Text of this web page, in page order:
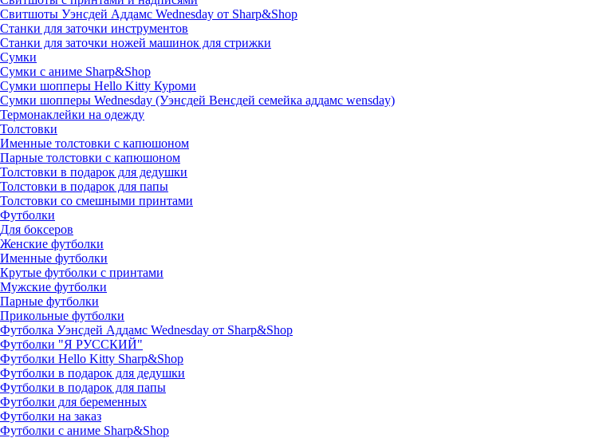
Свитшоты Уэнсдей Аддамс Wednesday от Sharp&Shop
Станки для заточки инструментов
Станки для заточки ножей машинок для стрижки
Сумки
Сумки с аниме Sharp&Shop
Сумки шопперы Hello Kitty Куроми
Сумки шопперы Wednesday (Уэнсдей Венсдей семейка аддамс wensday)
Термонаклейки на одежду
Толстовки
Именные толстовки с капюшоном
Парные толстовки с капюшоном
Толстовки в подарок для дедушки
Толстовки в подарок для папы
Толстовки со смешными принтами
Футболки
Для боксеров
Женские футболки
Именные футболки
Крутые футболки с принтами
Мужские футболки
Парные футболки
Прикольные футболки
Футболка Уэнсдей Аддамс Wednesday от Sharp&Shop
Футболки "Я РУССКИЙ"
Футболки Hello Kitty Sharp&Shop
Футболки в подарок для дедушки
Футболки в подарок для папы
Футболки для беременных
Футболки на заказ
Футболки с аниме Sharp&Shop